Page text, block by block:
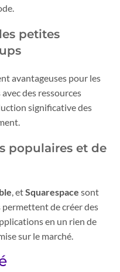
petites
avantageuses pour les
des ressources
significative des
populaires et de
, etSquarespace sont
de créer des
en un rien de
sur le marché.